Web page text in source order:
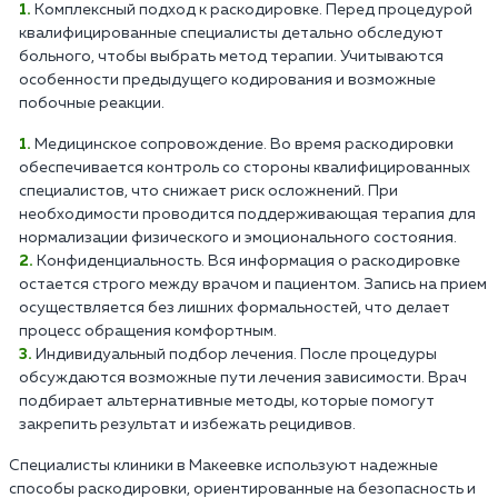
Комплексный подход к раскодировке. Перед процедурой
квалифицированные специалисты детально обследуют
больного, чтобы выбрать метод терапии. Учитываются
особенности предыдущего кодирования и возможные
побочные реакции.
Медицинское сопровождение. Во время раскодировки
обеспечивается контроль со стороны квалифицированных
специалистов, что снижает риск осложнений. При
необходимости проводится поддерживающая терапия для
нормализации физического и эмоционального состояния.
Конфиденциальность. Вся информация о раскодировке
остается строго между врачом и пациентом. Запись на прием
осуществляется без лишних формальностей, что делает
процесс обращения комфортным.
Индивидуальный подбор лечения. После процедуры
обсуждаются возможные пути лечения зависимости. Врач
подбирает альтернативные методы, которые помогут
закрепить результат и избежать рецидивов.
Специалисты клиники в Макеевке используют надежные
способы раскодировки, ориентированные на безопасность и